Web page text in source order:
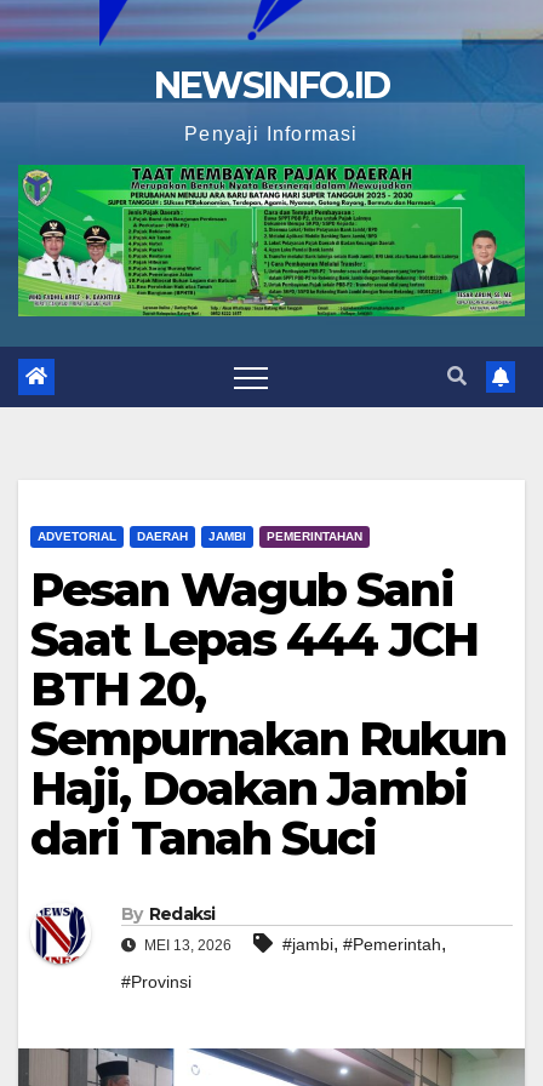
NEWSINFO.ID
Penyaji Informasi
ADVETORIAL DAERAH JAMBI PEMERINTAHAN
Pesan Wagub Sani
Saat Lepas 444 JCH
BTH 20,
Sempurnakan Rukun
Haji, Doakan Jambi
dari Tanah Suci
By Redaksi
MEI 13, 2026 #jambi, #Pemerintah,
#Provinsi